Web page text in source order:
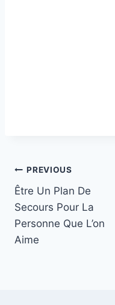
Post
navigation
PREVIOUS
Être Un Plan De
Secours Pour La
Personne Que L’on
Aime